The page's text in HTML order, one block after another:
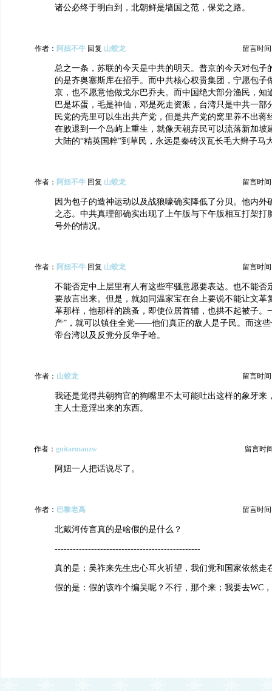
诸公必终于明白到，北朝鲜是墙国之范，保党之路。
作者： 阿妞不牛 回复 山蛟龙 留言时间
总之一条，苏联的今天是中共的明天。普京的今天对包子
的是齐奥塞斯库在招手。而中共核心权贵集团，宁愿包子
京，也不愿意他做戈尔巴乔夫。而中国绝大部分渔民，知
巴是坏蛋，毛是神仙，邓是死走资派，台湾只是中共一部
民党的壳里可以生出共产党，但是共产党的窝里养不出蒋
在败退到一个岛屿上重生，就像天朝弃民可以流落新加坡
大陆的“精英国粹”到草民，永远是秦砖汉瓦长毛大辫子马
作者： 阿妞不牛 回复 山蛟龙 留言时间
因为包子的造神运动以及战狼嚎确实降低了分贝。他内外
之态。中共真理部确实出现了上午版与下午版相互打架打
号外的情况。
作者： 阿妞不牛 回复 山蛟龙 留言时间
不能否定中上层里有人有这些牢骚意愿要表达。也不能否
要放言出来。但是，就如同温家宝在台上要说不能让文革
革那样，他那样的跳蚤，即使位居首辅，也拱不起被子。
产”，就可以镇住全党——他们真正的敌人是子民。而这
帝台湾以及反党分反华子哈。
作者： 山蛟龙 留言时间
我还是觉得共朝狗官的狗嘴里不太可能吐出这样的象牙来
主人士意淫出来的东西。
作者： guitarmanzw 留言时
阿妞一人把话说尽了。
作者： 巴黎老高 留言时间
北戴河传言真的是啥假的是什么？
------------------------------------------------
真的是；吴祚来先生忠心耳火祈望，我们党和国家依然走
假的是：假的该咋个编吴呢？不行，那个来；我要去WC